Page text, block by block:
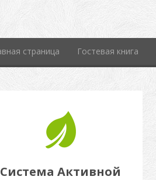
страница Гостевая книга
Система Активной